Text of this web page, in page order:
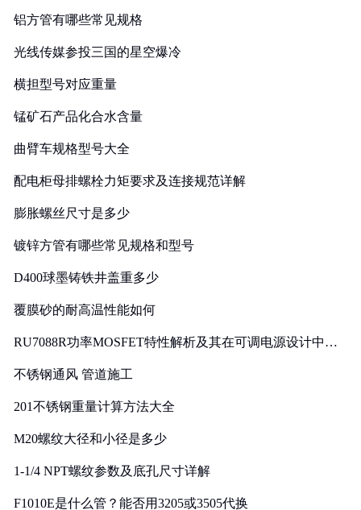
铝方管有哪些常见规格
光线传媒参投三国的星空爆冷
横担型号对应重量
锰矿石产品化合水含量
曲臂车规格型号大全
配电柜母排螺栓力矩要求及连接规范详解
膨胀螺丝尺寸是多少
镀锌方管有哪些常见规格和型号
D400球墨铸铁井盖重多少
覆膜砂的耐高温性能如何
RU7088R功率MOSFET特性解析及其在可调电源设计中的
不锈钢通风 管道施工
201不锈钢重量计算方法大全
M20螺纹大径和小径是多少
1-1/4 NPT螺纹参数及底孔尺寸详解
F1010E是什么管？能否用3205或3505代换